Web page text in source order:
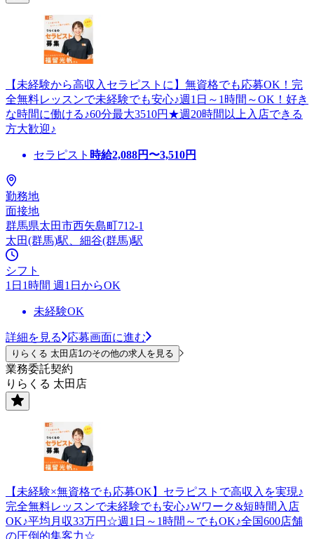
【未経験から高収入セラピストに】無資格でも応募OK！完
全無料レッスンで未経験でも安心♪週1日～1時間～OK！好き
な時間に働ける♪60分最大3510円★週20時間以上入店できる
方大歓迎♪
セラピスト 時給2,088円〜3,510円
勤務地
面接地
群馬県太田市西矢島町712-1
太田(群馬)駅、細谷(群馬)駅
シフト
1日1時間 週1日からOK
未経験OK
詳細を見る 応募画面に進む
りらくる 太田店1のその他の求人を見る
業務委託契約
りらくる 太田店
【未経験×無資格でも応募OK】セラピストで高収入を実現♪
完全無料レッスンで未経験でも安心♪Wワーク&短時間入店
OK♪平均月収33万円☆週1日～1時間～でもOK♪全国600店舗
の圧倒的集客力☆